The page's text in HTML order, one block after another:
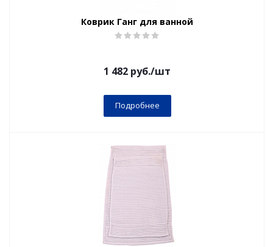
Коврик Ганг для ванной
1 482 руб./шт
Подробнее